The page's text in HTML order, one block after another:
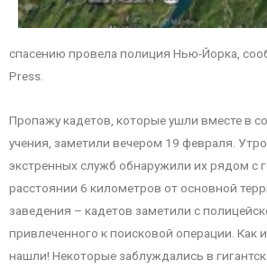
спасению провела полиция Нью-Йорка,
Press.
Пропажу кадетов, которые ушли вместе в
учения, заметили вечером 19 февраля.
экстренных служб обнаружили их рядом с
расстоянии 6 километров от основной
заведения – кадетов заметили с
привлеченного к поисковой операции. Как
нашли! Некоторые заблуждались в